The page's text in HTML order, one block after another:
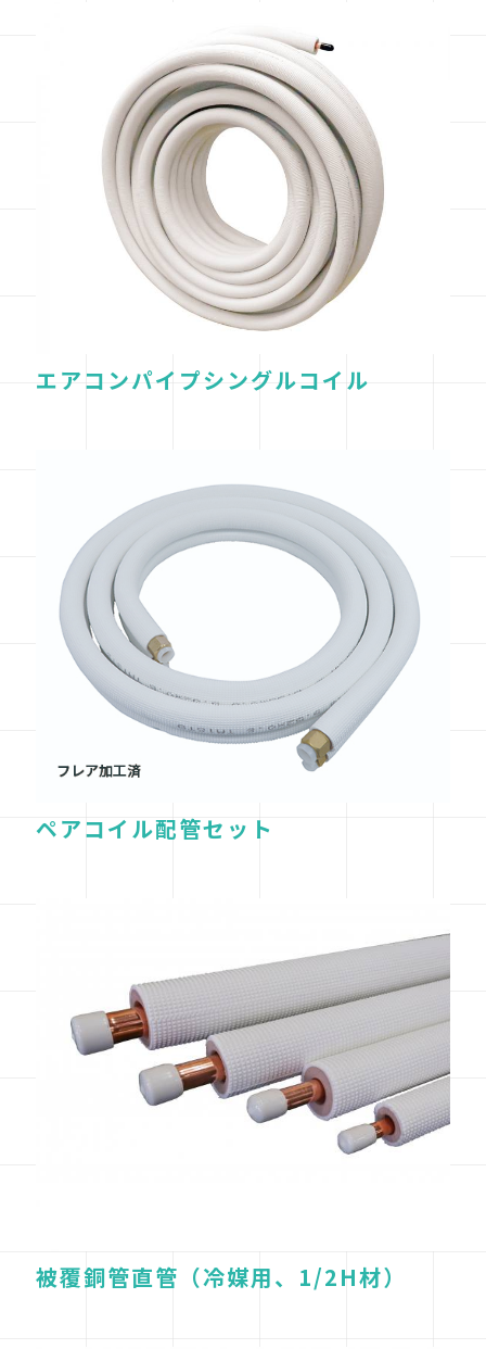
エアコンパイプシングルコイル
ペアコイル配管セット
被覆銅管直管（冷媒用、1/2H材）